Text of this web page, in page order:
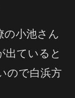
の小池さん
出ていると
ので白浜方